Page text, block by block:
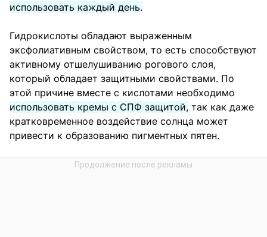
использовать каждый день.
Гидрокислоты обладают выраженным
эксфолиативным свойством, то есть способствуют
активному отшелушиванию рогового слоя,
который обладает защитными свойствами. По
этой причине вместе с кислотами необходимо
использовать кремы с СПФ защитой, так как даже
кратковременное воздействие солнца может
привести к образованию пигментных пятен.